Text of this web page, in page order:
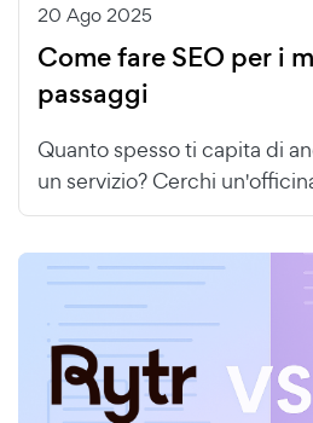
20 Ago 2025
Come fare SEO per i
passaggi
Quanto spesso ti capita di
un servizio? Cerchi